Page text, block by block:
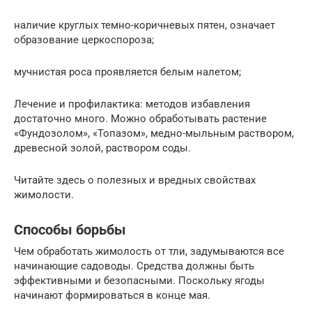
наличие круглых темно-коричневых пятен, означает
образование церкоспороза;
мучнистая роса проявляется белым налетом;
Лечение и профилактика: методов избавления
достаточно много. Можно обработывать растение
«Фундозолом», «Топазом», медно-мыльным раствором,
древесной золой, раствором соды.
Читайте здесь о полезных и вредных свойствах
жимолости.
Способы борьбы
Чем обработать жимолость от тли, задумываются все
начинающие садоводы. Средства должны быть
эффективными и безопасными. Поскольку ягоды
начинают формироваться в конце мая.